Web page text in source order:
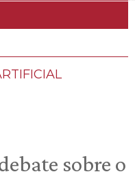
sobre o